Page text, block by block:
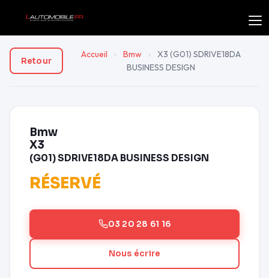
Retour
Accueil › Bmw ›
X3 (G01) SDRIVE18DA
BUSINESS DESIGN
Bmw
X3
(G01) SDRIVE18DA BUSINESS DESIGN
RÉSERVÉ
03 20 28 61 16
Nous écrire